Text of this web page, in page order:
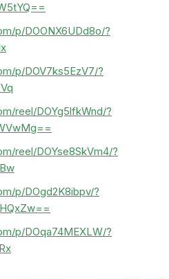
p/DOONX6UDd8o/?
p/DOV7ks5EzV7/?
reel/DOYg5lfkWnd/?
reel/DOYse8SkVm4/?
p/DOgd2K8ibpv/?
p/DOqa74MEXLW/?